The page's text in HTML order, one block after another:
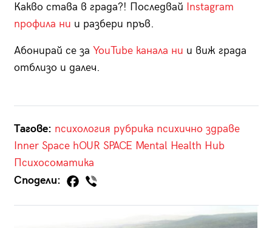
Какво става в града?! Последвай Instagram
профила ни и разбери пръв.
Абонирай се за YouTube канала ни и виж града
отблизо и далеч.
Тагове: психология рубрика психично здраве
Inner Space hOUR SPACE Mental Health Hub
Психосоматика
Сподели: